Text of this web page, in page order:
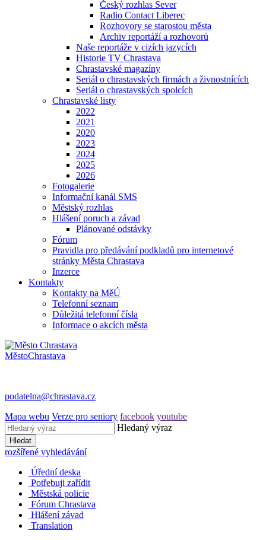
Český rozhlas Sever
Radio Contact Liberec
Rozhovory se starostou města
Archiv reportáží a rozhovorů
Naše reportáže v cizích jazycích
Historie TV Chrastava
Chrastavské magazíny
Seriál o chrastavských firmách a živnostnících
Seriál o chrastavských spolcích
Chrastavské listy
2022
2021
2020
2023
2024
2025
2026
Fotogalerie
Informační kanál SMS
Městský rozhlas
Hlášení poruch a závad
Plánované odstávky
Fórum
Pravidla pro předávání podkladů pro internetové
stránky Města Chrastava
Inzerce
Kontakty
Kontakty na MěÚ
Telefonní seznam
Důležitá telefonní čísla
Informace o akcích města
MěstoChrastava
podatelna@chrastava.cz
Mapa webu Verze pro seniory facebook youtube
Hledaný výraz
Hledat
rozšířené vyhledávání
Úřední deska
Potřebuji zařídit
Městská policie
Fórum Chrastava
Hlášení závad
Translation